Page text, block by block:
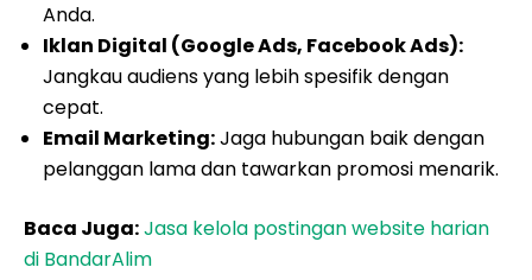
Anda.
Iklan Digital (Google Ads, Facebook Ads):
Jangkau audiens yang lebih spesifik dengan
cepat.
Email Marketing:Jaga hubungan baik dengan
pelanggan lama dan tawarkan promosi menarik.
Baca Juga:Jasa kelola postingan website harian
di BandarAlim